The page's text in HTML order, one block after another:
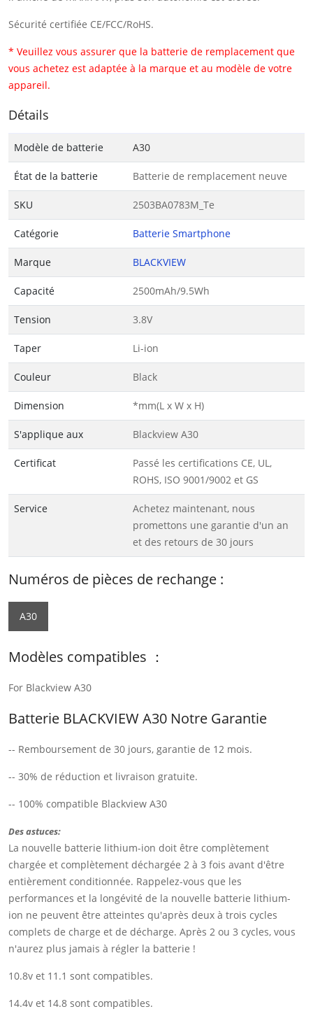
Sécurité certifiée CE/FCC/RoHS.
* Veuillez vous assurer que la batterie de remplacement que
vous achetez est adaptée à la marque et au modèle de votre
appareil.
Détails
Modèle de batterie A30
État de la batterie Batterie de remplacement neuve
SKU 2503BA0783M_Te
Catégorie Batterie Smartphone
Marque BLACKVIEW
Capacité 2500mAh/9.5Wh
Tension 3.8V
Taper Li-ion
Couleur Black
Dimension *mm(L x W x H)
S'applique aux Blackview A30
Certificat
Passé les certifications CE, UL,
ROHS, ISO 9001/9002 et GS
Service
Achetez maintenant, nous
promettons une garantie d'un an
et des retours de 30 jours
Numéros de pièces de rechange :
A30
Modèles compatibles ：
For Blackview A30
Batterie BLACKVIEW A30 Notre Garantie
-- Remboursement de 30 jours, garantie de 12 mois.
-- 30% de réduction et livraison gratuite.
-- 100% compatible Blackview A30
Des astuces:
La nouvelle batterie lithium-ion doit être complètement
chargée et complètement déchargée 2 à 3 fois avant d'être
entièrement conditionnée. Rappelez-vous que les
performances et la longévité de la nouvelle batterie lithium-
ion ne peuvent être atteintes qu'après deux à trois cycles
complets de charge et de décharge. Après 2 ou 3 cycles, vous
n'aurez plus jamais à régler la batterie !
10.8v et 11.1 sont compatibles.
14.4v et 14.8 sont compatibles.